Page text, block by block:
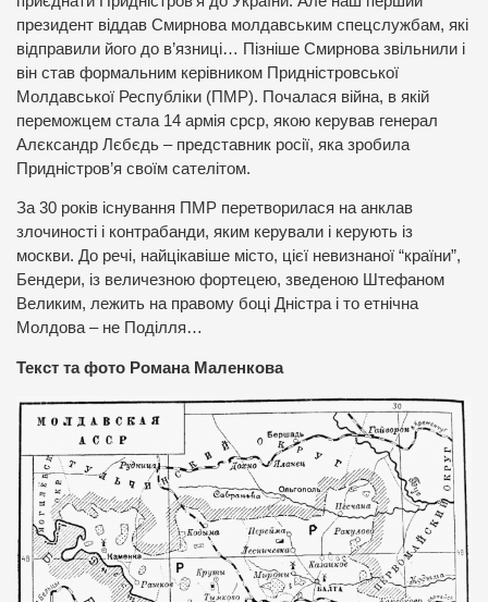
президент віддав Смирнова молдавським спецслужбам, які
відправили його до в’язниці… Пізніше Смирнова звільнили і
він став формальним керівником Придністровської
Молдавської Республіки (ПМР). Почалася війна, в якій
переможцем стала 14 армія срср, якою керував генерал
Алєксандр Лєбєдь – представник росії, яка зробила
Придністров’я своїм сателітом.
За 30 років існування ПМР перетворилася на анклав
злочиності і контрабанди, яким керували і керують із
москви. До речі, найцікавіше місто, цієї невизнаної “країни”,
Бендери, із величезною фортецею, зведеною Штефаном
Великим, лежить на правому боці Дністра і то етнічна
Молдова – не Поділля…
Текст та фото Романа Маленкова